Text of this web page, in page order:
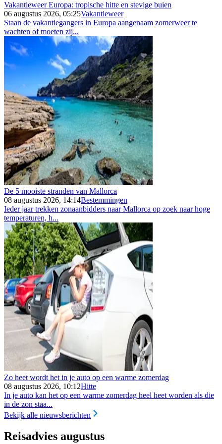
Vakantieweer Europa: tropische hitte en stevige buien
06 augustus 2026, 05:25Vakantieweer
Staan de vakantiegangers in Europa aangenaam zomerweer te
wachten of moeten zij...
De 5 mooiste stranden van Mallorca
08 augustus 2026, 14:14Bestemmingen
Ieder jaar trekken zonaanbidders naar Mallorca op zoek naar hoge
temperaturen, h...
Zo heet wordt het in je auto op een warme zomerdag
08 augustus 2026, 10:12Hitte
In je auto kan het op een warme zomerdag heel heet worden als die
in de zon staa...
Bekijk alle nieuwsberichten
Reisadvies augustus